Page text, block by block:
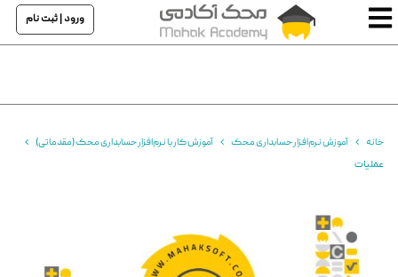
ورود | ثبت نام
خانه آموزش نرم‌افزار حسابداری محک آموزش کار با نرم‌افزار حسابداری محک (مقدماتی)
عملیات